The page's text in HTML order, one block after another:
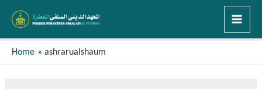
Home ashrarualshaum